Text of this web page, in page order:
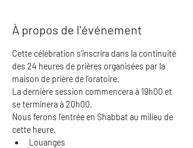
À propos de l'événement
Cette célébration s'inscrira dans la continuité
des 24 heures de prières organisées par la
maison de prière de l'oratoire.
La dernière session commencera à 19h00 et
se terminera à 20h00.
Nous ferons l'entrée en Shabbat au milieu de
cette heure.
Louanges